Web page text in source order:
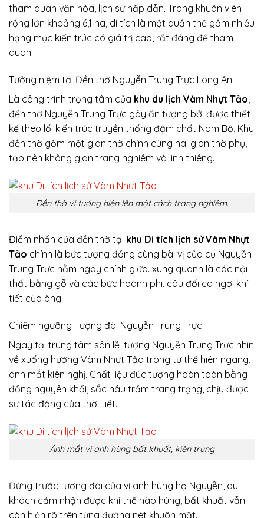
tham quan văn hóa, lịch sử hấp dẫn. Trong khuôn viên
rộng lớn khoảng 6,1 ha, di tích là một quần thể gồm nhiều
hạng mục kiến trúc có giá trị cao, rất đáng để tham
quan.
Tưởng niệm tại Đền thờ Nguyễn Trung Trực Long An
Là công trình trọng tâm của khu du lịch Vàm Nhựt Tảo
đền thờ Nguyễn Trung Trực gây ấn tượng bởi được thiết
kế theo lối kiến trúc truyền thống đậm chất Nam Bộ. Khu
đền thờ gồm một gian thờ chính cùng hai gian thờ phụ,
tạo nên không gian trang nghiêm và linh thiêng.
Đền thờ vị tướng hiện lên một cách trang nghiêm.
Điểm nhấn của đền thờ tại khu Di tích lịch sử Vàm Nhựt
Tảo chính là bức tượng đồng cùng bài vị của cụ Nguyễn
Trung Trực nằm ngay chính giữa. xung quanh là các nội
thất bằng gỗ và các bức hoành phi, câu đối ca ngợi khí
tiết của ông.
Chiêm ngưỡng Tượng đài Nguyễn Trung Trực
Ngay tại trung tâm sân lễ, tượng Nguyễn Trung Trực nhìn
về xuống hướng Vàm Nhựt Tảo trong tư thế hiên ngang,
ánh mắt kiên nghị. Chất liệu đúc tượng hoàn toàn bằng
đồng nguyên khối, sắc nâu trầm trang trọng, chịu được
sự tác động của thời tiết.
Ánh mắt vị anh hùng bất khuất, kiên trung
Đứng trước tượng đài của vị anh hùng họ Nguyễn, du
khách cảm nhận được khí thế hào hùng, bất khuất vẫn
còn hiện rõ trên từng đường nét khuôn mặt.